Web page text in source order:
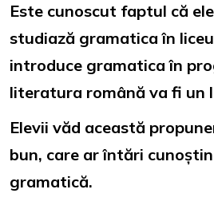
Este cunoscut faptul că
studiază gramatica în
introduce gramatica în
literatura română va fi un
Elevii văd această
bun, care ar întări
gramatică.